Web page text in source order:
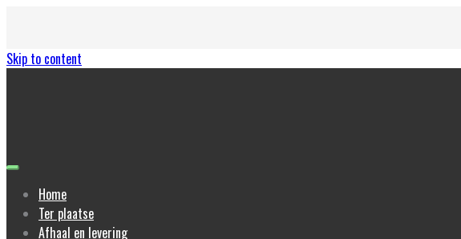
Skip to content
Home
Ter plaatse
Afhaal en levering